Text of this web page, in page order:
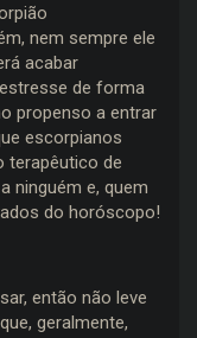
nem sempre ele
acabar
de forma
propenso a entrar
escorpianos
terapêutico de
ninguém e, quem
do horóscopo!
então não leve
geralmente,